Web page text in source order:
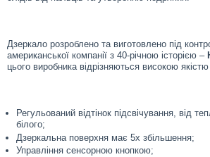
Дзеркало розроблено та виготовлено під
американської компанії з 40-річною історією –
цього виробника відрізняються високою
Регульований відтінок підсвічування, від
білого;
Дзеркальна поверхня має 5х збільшення;
Управління сенсорною кнопкою;